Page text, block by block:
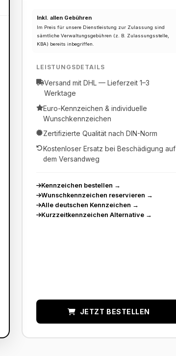
Inkl. allen Gebühren
Im Preis für unsere Dienstleistung zur Zulassung sind
sämtliche Verwaltungsgebühren (z. B. Zulassungsstelle,
KBA) bereits inbegriffen.
LEISTUNGSDETAILS
Versand mit DHL — Lieferzeit 1–3
Werktage
Euro-Kennzeichen & individuelle
Wunschkennzeichen
Zertifizierte Qualität nach DIN-Norm
Kostenloser Ersatz bei Beschädigung auf
dem Versandweg
Kennzeichen bestellen →
Wunschkennzeichen reservieren →
Alle deutschen Kennzeichen →
Kurzzeitkennzeichen Alternative →
JETZT BESTELLEN